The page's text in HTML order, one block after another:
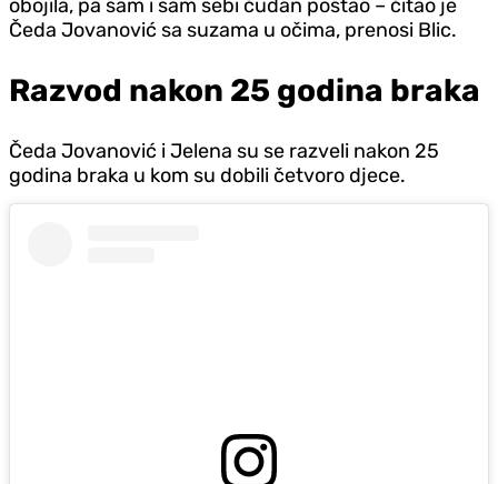
obojila, pa sam i sam sebi čudan postao – čitao je
Čeda Jovanović sa suzama u očima, prenosi Blic.
Razvod nakon 25 godina braka
Čeda Jovanović i Jelena su se razveli nakon 25
godina braka u kom su dobili četvoro d‌jece.